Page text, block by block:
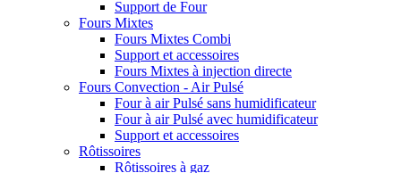
Support de Four
Fours Mixtes
Fours Mixtes Combi
Support et accessoires
Fours Mixtes à injection directe
Fours Convection - Air Pulsé
Four à air Pulsé sans humidificateur
Four à air Pulsé avec humidificateur
Support et accessoires
Rôtissoires
Rôtissoires à gaz